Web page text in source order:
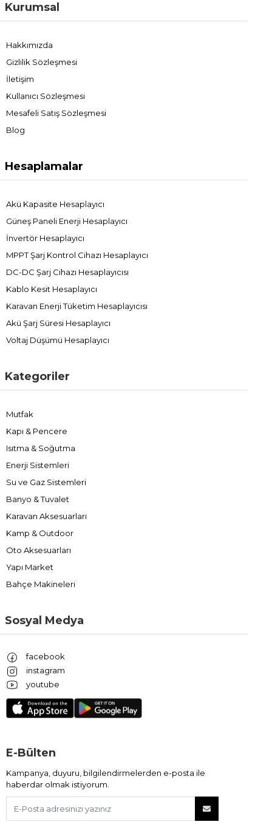
Kurumsal
Hakkımızda
Gizlilik Sözleşmesi
İletişim
Kullanıcı Sözleşmesi
Mesafeli Satış Sözleşmesi
Blog
Hesaplamalar
Akü Kapasite Hesaplayıcı
Güneş Paneli Enerji Hesaplayıcı
İnvertör Hesaplayıcı
MPPT Şarj Kontrol Cihazı Hesaplayıcı
DC-DC Şarj Cihazı Hesaplayıcısı
Kablo Kesit Hesaplayıcı
Karavan Enerji Tüketim Hesaplayıcısı
Akü Şarj Süresi Hesaplayıcı
Voltaj Düşümü Hesaplayıcı
Kategoriler
Mutfak
Kapı & Pencere
Isıtma & Soğutma
Enerji Sistemleri
Su ve Gaz Sistemleri
Banyo & Tuvalet
Karavan Aksesuarları
Kamp & Outdoor
Oto Aksesuarları
Yapı Market
Bahçe Makineleri
Sosyal Medya
facebook
instagram
youtube
E-Bülten
Kampanya, duyuru, bilgilendirmelerden e-posta ile
haberdar olmak istiyorum.